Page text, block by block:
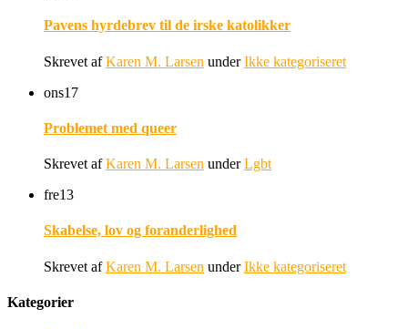
Pavens hyrdebrev til de irske katolikker
Skrevet afKaren M. Larsen underIkke kategoriseret
ons17
Problemet med queer
Skrevet afKaren M. Larsen underLgbt
fre13
Skabelse, lov og foranderlighed
Skrevet afKaren M. Larsen underIkke kategoriseret
Kategorier